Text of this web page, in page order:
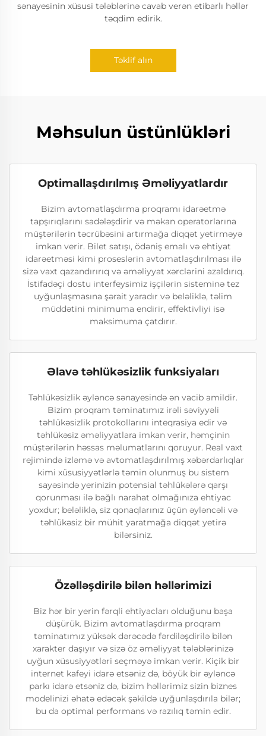
sənayesinin xüsusi tələblərinə cavab verən etibarlı həllər
təqdim edirik.
Təklif alın
Məhsulun üstünlükləri
Optimallaşdırılmış Əməliyyatlardır
Bizim avtomatlaşdırma proqramı idarəetmə
tapşırıqlarını sadələşdirir və məkan operatorlarına
müştərilərin təcrübəsini artırmağa diqqət yetirməyə
imkan verir. Bilet satışı, ödəniş emalı və ehtiyat
idarəetməsi kimi proseslərin avtomatlaşdırılması ilə
sizə vaxt qazandırırıq və əməliyyat xərclərini azaldırıq.
İstifadəçi dostu interfeysimiz işçilərin sisteminə tez
uyğunlaşmasına şərait yaradır və beləliklə, təlim
müddətini minimuma endirir, effektivliyi isə
maksimuma çatdırır.
Əlavə təhlükəsizlik funksiyaları
Təhlükəsizlik əyləncə sənayesində ən vacib amildir.
Bizim proqram təminatımız irəli səviyyəli
təhlükəsizlik protokollarını inteqrasiya edir və
təhlükəsiz əməliyyatlara imkan verir, həmçinin
müştərilərin həssas məlumatlarını qoruyur. Real vaxt
rejimində izləmə və avtomatlaşdırılmış xəbərdarlıqlar
kimi xüsusiyyətlərlə təmin olunmuş bu sistem
sayəsində yerinizin potensial təhlükələrə qarşı
qorunması ilə bağlı narahat olmağınıza ehtiyac
yoxdur; beləliklə, siz qonaqlarınız üçün əyləncəli və
təhlükəsiz bir mühit yaratmağa diqqət yetirə
bilərsiniz.
Özəlləşdirilə bilən həllərimizi
Biz hər bir yerin fərqli ehtiyacları olduğunu başa
düşürük. Bizim avtomatlaşdırma proqram
təminatımız yüksək dərəcədə fərdiləşdirilə bilən
xarakter daşıyır və sizə öz əməliyyat tələblərinizə
uyğun xüsusiyyətləri seçməyə imkan verir. Kiçik bir
internet kafeyi idarə etsəniz də, böyük bir əyləncə
parkı idarə etsəniz də, bizim həllərimiz sizin biznes
modelinizi əhatə edəcək şəkildə uyğunlaşdırıla bilər;
bu da optimal performans və razılıq təmin edir.